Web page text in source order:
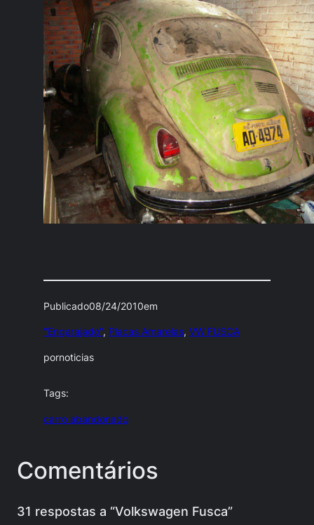
Publicado08/24/2010em
"Engarajado", Placas Amarelas, VW FUSCA
pornoticias
Tags:
carro abandonado
Comentários
31 respostas a “Volkswagen Fusca”